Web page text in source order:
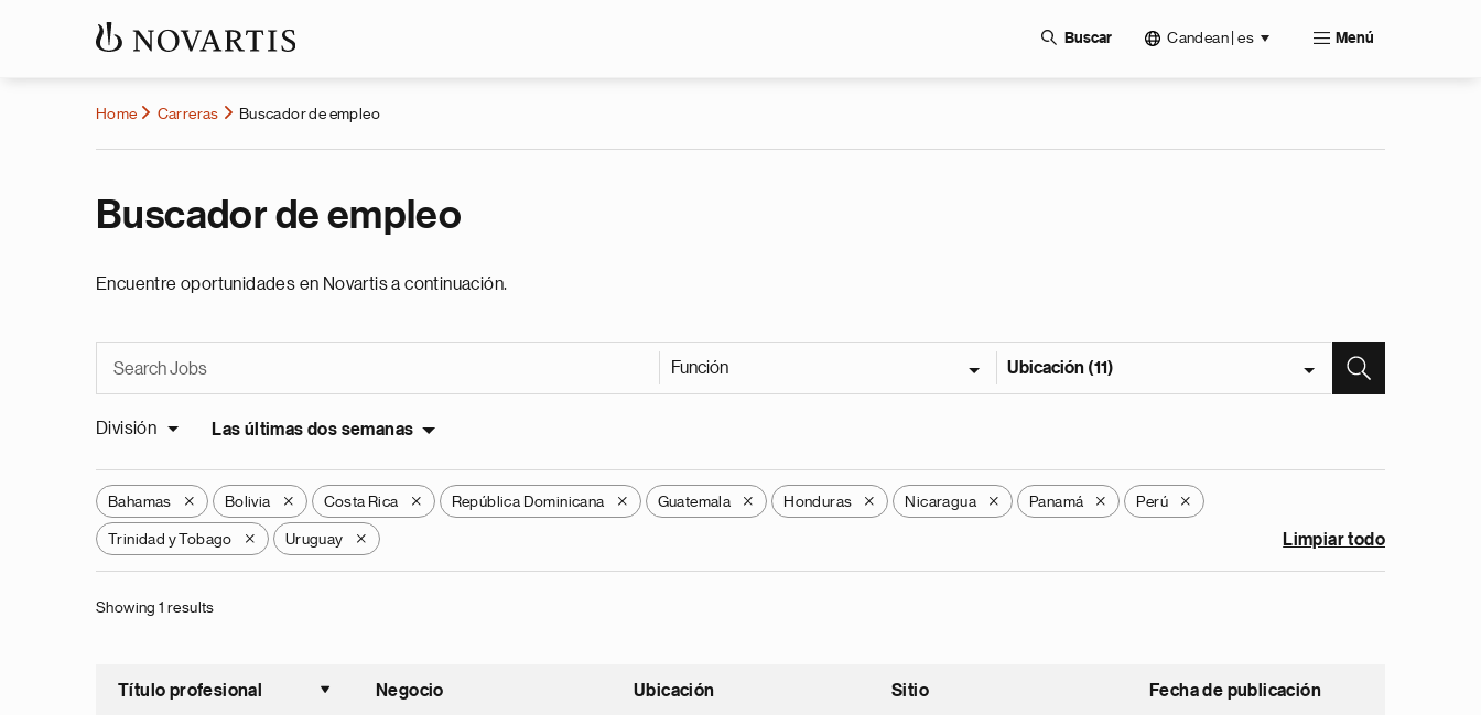
Buscar Candean | es Menú
Home Carreras Buscador de empleo
Buscador de empleo
Encuentre oportunidades en Novartis a continuación.
Función Ubicación (11)
División Las últimas dos semanas
Bahamas X Bolivia X Costa Rica X República Dominicana X Guatemala X Honduras X Nicaragua X Panamá X Perú X
Trinidad y Tobago X Uruguay X Limpiar todo
Showing 1 results
Título profesional
Ordenar ascendente
Negocio Ubicación Sitio Fecha de publicación